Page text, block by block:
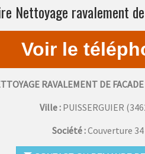
Nettoyage ravalement
RAVALEMENT DE
Ville : PUISSERGUIER (
Société :Couverture 34